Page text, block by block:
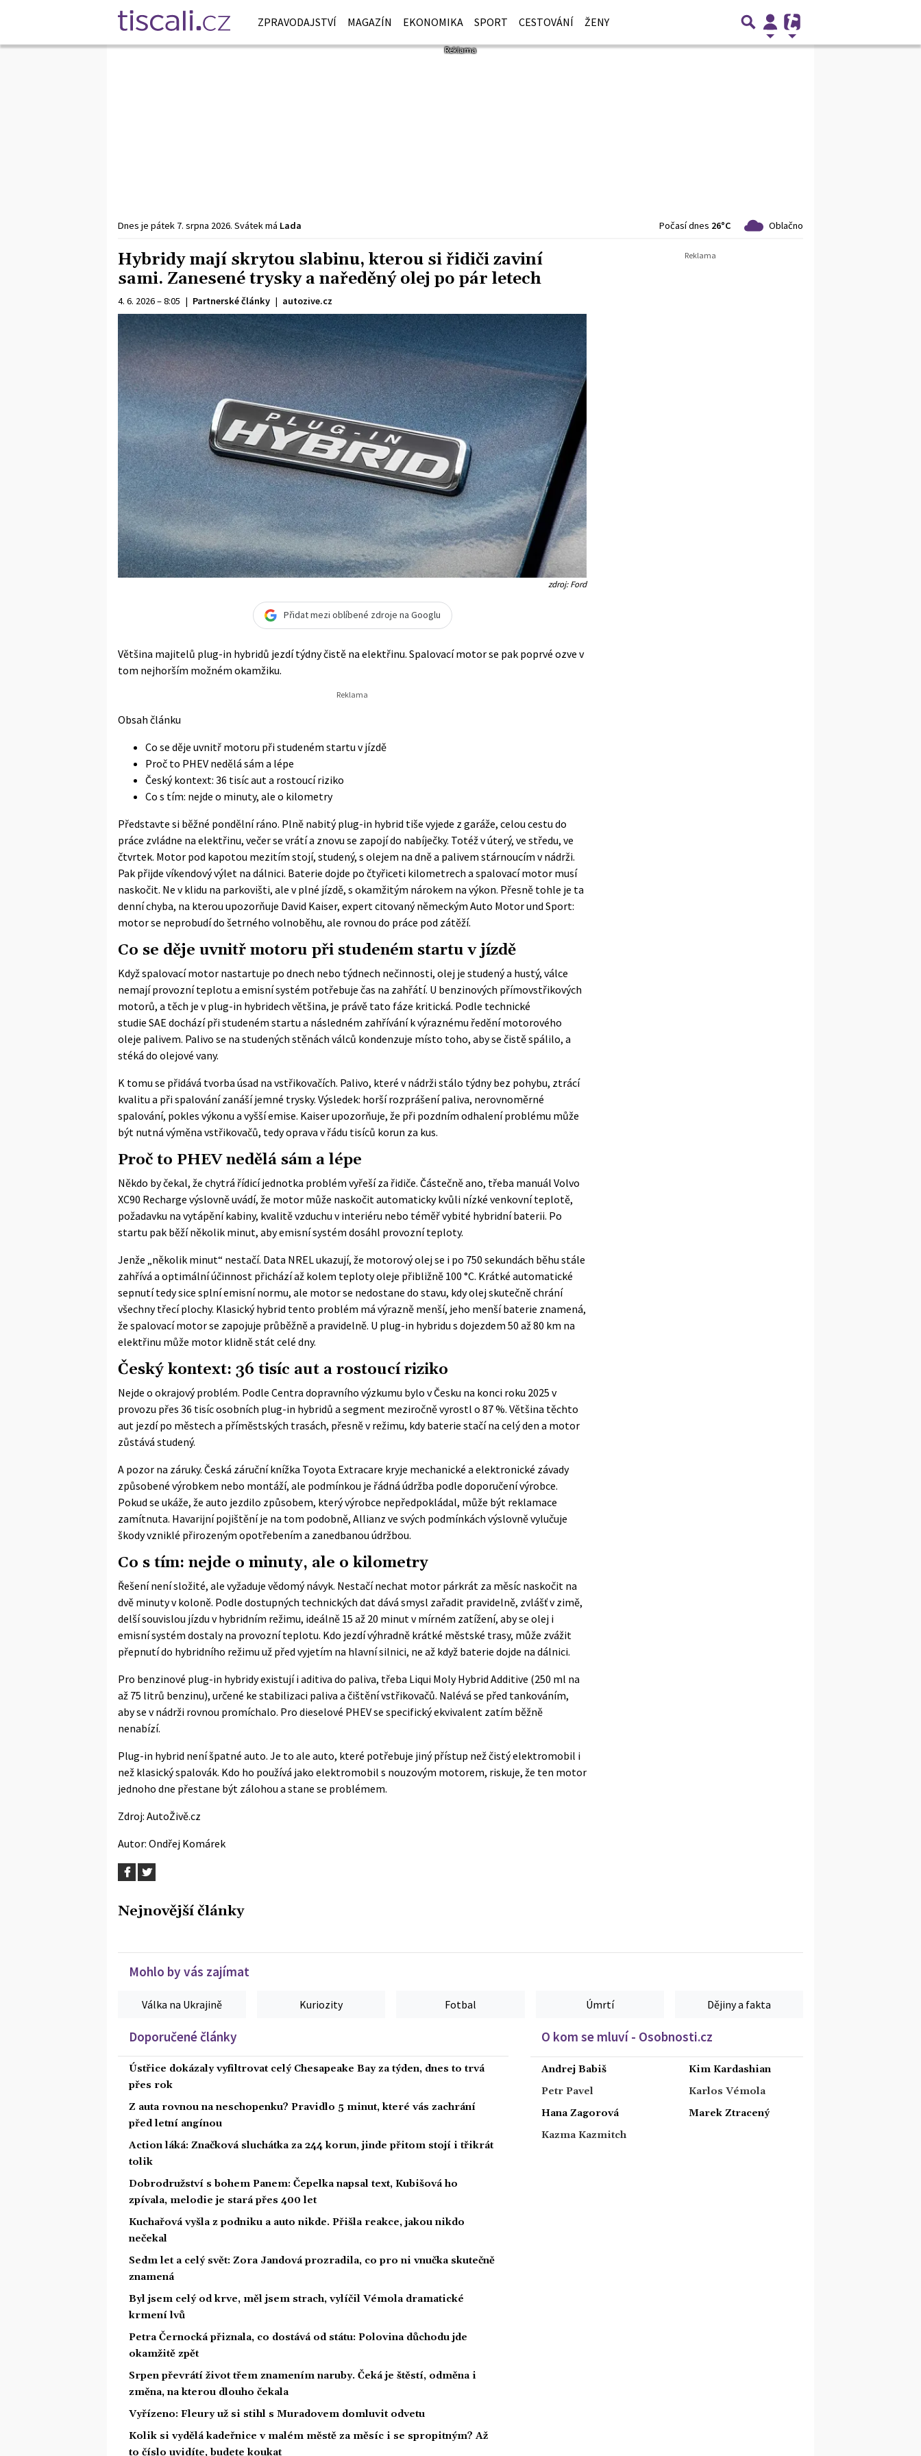
ZPRAVODAJSTVÍ MAGAZÍN EKONOMIKA SPORT CESTOVÁNÍ ŽENY
Dnes je pátek 7. srpna 2026. Svátek má Lada Počasí dnes 26°C Oblačno
Hybridy mají skrytou slabinu, kterou si řidiči zaviní
sami. Zanesené trysky a naředěný olej po pár letech
4. 6. 2026 – 8:05 | Partnerské články | autozive.cz
zdroj: Ford
Přidat mezi oblíbené zdroje na Googlu
Většina majitelů plug-in hybridů jezdí týdny čistě na elektřinu. Spalovací motor se pak poprvé ozve v
tom nejhorším možném okamžiku.
Obsah článku
Co se děje uvnitř motoru při studeném startu v jízdě
Proč to PHEV nedělá sám a lépe
Český kontext: 36 tisíc aut a rostoucí riziko
Co s tím: nejde o minuty, ale o kilometry
Představte si běžné pondělní ráno. Plně nabitý plug-in hybrid tiše vyjede z garáže, celou cestu do
práce zvládne na elektřinu, večer se vrátí a znovu se zapojí do nabíječky. Totéž v úterý, ve středu, ve
čtvrtek. Motor pod kapotou mezitím stojí, studený, s olejem na dně a palivem stárnoucím v nádrži.
Pak přijde víkendový výlet na dálnici. Baterie dojde po čtyřiceti kilometrech a spalovací motor musí
naskočit. Ne v klidu na parkovišti, ale v plné jízdě, s okamžitým nárokem na výkon. Přesně tohle je ta
denní chyba, na kterou upozorňuje David Kaiser, expert citovaný německým Auto Motor und Sport:
motor se neprobudí do šetrného volnoběhu, ale rovnou do práce pod zátěží.
Co se děje uvnitř motoru při studeném startu v jízdě
Když spalovací motor nastartuje po dnech nebo týdnech nečinnosti, olej je studený a hustý, válce
nemají provozní teplotu a emisní systém potřebuje čas na zahřátí. U benzinových přímovstřikových
motorů, a těch je v plug-in hybridech většina, je právě tato fáze kritická. Podle technické
studie SAE dochází při studeném startu a následném zahřívání k výraznému ředění motorového
oleje palivem. Palivo se na studených stěnách válců kondenzuje místo toho, aby se čistě spálilo, a
stéká do olejové vany.
K tomu se přidává tvorba úsad na vstřikovačích. Palivo, které v nádrži stálo týdny bez pohybu, ztrácí
kvalitu a při spalování zanáší jemné trysky. Výsledek: horší rozprášení paliva, nerovnoměrné
spalování, pokles výkonu a vyšší emise. Kaiser upozorňuje, že při pozdním odhalení problému může
být nutná výměna vstřikovačů, tedy oprava v řádu tisíců korun za kus.
Proč to PHEV nedělá sám a lépe
Někdo by čekal, že chytrá řídicí jednotka problém vyřeší za řidiče. Částečně ano, třeba manuál Volvo
XC90 Recharge výslovně uvádí, že motor může naskočit automaticky kvůli nízké venkovní teplotě,
požadavku na vytápění kabiny, kvalitě vzduchu v interiéru nebo téměř vybité hybridní baterii. Po
startu pak běží několik minut, aby emisní systém dosáhl provozní teploty.
Jenže „několik minut“ nestačí. Data NREL ukazují, že motorový olej se i po 750 sekundách běhu stále
zahřívá a optimální účinnost přichází až kolem teploty oleje přibližně 100 °C. Krátké automatické
sepnutí tedy sice splní emisní normu, ale motor se nedostane do stavu, kdy olej skutečně chrání
všechny třecí plochy. Klasický hybrid tento problém má výrazně menší, jeho menší baterie znamená,
že spalovací motor se zapojuje průběžně a pravidelně. U plug-in hybridu s dojezdem 50 až 80 km na
elektřinu může motor klidně stát celé dny.
Český kontext: 36 tisíc aut a rostoucí riziko
Nejde o okrajový problém. Podle Centra dopravního výzkumu bylo v Česku na konci roku 2025 v
provozu přes 36 tisíc osobních plug-in hybridů a segment meziročně vyrostl o 87 %. Většina těchto
aut jezdí po městech a příměstských trasách, přesně v režimu, kdy baterie stačí na celý den a motor
zůstává studený.
A pozor na záruky. Česká záruční knížka Toyota Extracare kryje mechanické a elektronické závady
způsobené výrobkem nebo montáží, ale podmínkou je řádná údržba podle doporučení výrobce.
Pokud se ukáže, že auto jezdilo způsobem, který výrobce nepředpokládal, může být reklamace
zamítnuta. Havarijní pojištění je na tom podobně, Allianz ve svých podmínkách výslovně vylučuje
škody vzniklé přirozeným opotřebením a zanedbanou údržbou.
Co s tím: nejde o minuty, ale o kilometry
Řešení není složité, ale vyžaduje vědomý návyk. Nestačí nechat motor párkrát za měsíc naskočit na
dvě minuty v koloně. Podle dostupných technických dat dává smysl zařadit pravidelně, zvlášť v zimě,
delší souvislou jízdu v hybridním režimu, ideálně 15 až 20 minut v mírném zatížení, aby se olej i
emisní systém dostaly na provozní teplotu. Kdo jezdí výhradně krátké městské trasy, může zvážit
přepnutí do hybridního režimu už před vyjetím na hlavní silnici, ne až když baterie dojde na dálnici.
Pro benzinové plug-in hybridy existují i aditiva do paliva, třeba Liqui Moly Hybrid Additive (250 ml na
až 75 litrů benzinu), určené ke stabilizaci paliva a čištění vstřikovačů. Nalévá se před tankováním,
aby se v nádrži rovnou promíchalo. Pro dieselové PHEV se specifický ekvivalent zatím běžně
nenabízí.
Plug-in hybrid není špatné auto. Je to ale auto, které potřebuje jiný přístup než čistý elektromobil i
než klasický spalovák. Kdo ho používá jako elektromobil s nouzovým motorem, riskuje, že ten motor
jednoho dne přestane být zálohou a stane se problémem.
Zdroj: AutoŽivě.cz
Autor: Ondřej Komárek
Nejnovější články
Mohlo by vás zajímat
Válka na Ukrajině Kuriozity Fotbal Úmrtí Dějiny a fakta
Doporučené články
Ústřice dokázaly vyfiltrovat celý Chesapeake Bay za týden, dnes to trvá
přes rok
Z auta rovnou na neschopenku? Pravidlo 5 minut, které vás zachrání
před letní angínou
Action láká: Značková sluchátka za 244 korun, jinde přitom stojí i třikrát
tolik
Dobrodružství s bohem Panem: Čepelka napsal text, Kubišová ho
zpívala, melodie je stará přes 400 let
Kuchařová vyšla z podniku a auto nikde. Přišla reakce, jakou nikdo
nečekal
Sedm let a celý svět: Zora Jandová prozradila, co pro ni vnučka skutečně
znamená
Byl jsem celý od krve, měl jsem strach, vylíčil Vémola dramatické
krmení lvů
Petra Černocká přiznala, co dostává od státu: Polovina důchodu jde
okamžitě zpět
Srpen převrátí život třem znamením naruby. Čeká je štěstí, odměna i
změna, na kterou dlouho čekala
Vyřízeno: Fleury už si stihl s Muradovem domluvit odvetu
Kolik si vydělá kadeřnice v malém městě za měsíc i se spropitným? Až
to číslo uvidíte, budete koukat
O kom se mluví - Osobnosti.cz
Andrej Babiš
Petr Pavel
Hana Zagorová
Kazma Kazmitch
Kim Kardashian
Karlos Vémola
Marek Ztracený